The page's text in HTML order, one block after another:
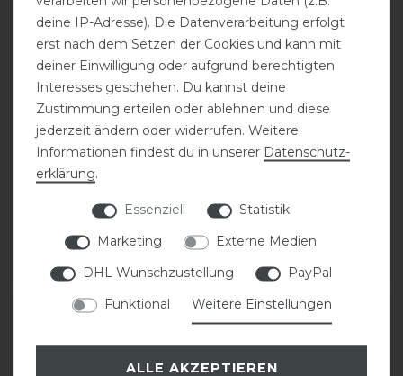
Covalliero T-Shirt FS26
Damen
statt 29,99 €
ARTIKEL MERKEN
Covalliero Turniershirt
langarm FS26 Damen
statt 39,99 €
ARTIKEL MERKEN
deine IP-Adresse). Die Datenverarbeitung erfolgt
erst nach dem Setzen der Cookies und kann mit
deiner Einwilligung oder aufgrund berechtigten
Interesses geschehen. Du kannst deine
Zustimmung erteilen oder ablehnen und diese
jederzeit ändern oder widerrufen. Weitere
Informationen findest du in unserer Daten­schutz­
erklärung.
Essenziell
Statistik
Marketing
Externe Medien
DHL Wunschzustellung
PayPal
Funktional
Weitere Einstellungen
ALLE AKZEPTIEREN